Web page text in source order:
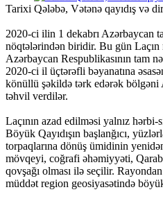
Tarixi Qələbə, Vətənə qayıdış və
2020-ci ilin 1 dekabrı Azərbaycan
nöqtələrindən biridir. Bu gün
Azərbaycan Respublikasının tam
2020-ci il üçtərəfli bəyanatına
könüllü şəkildə tərk edərək bölgəni
təhvil verdilər.
Laçının azad edilməsi yalnız
Böyük Qayıdışın başlanğıcı,
torpaqlarına dönüş ümidinin
mövqeyi, coğrafi əhəmiyyəti,
qovşağı olması ilə seçilir.
müddət region geosiyasətində